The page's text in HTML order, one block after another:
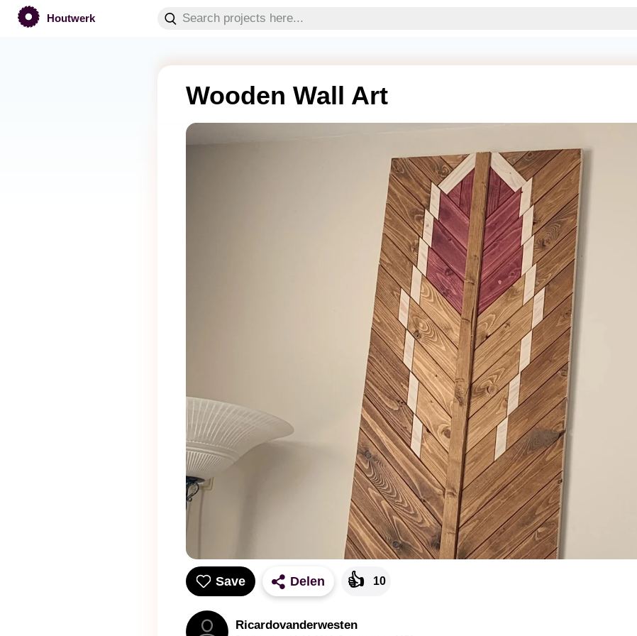
Houtwerk
Wooden Wall Art
Save Delen 👍 10
Ricardovanderwesten